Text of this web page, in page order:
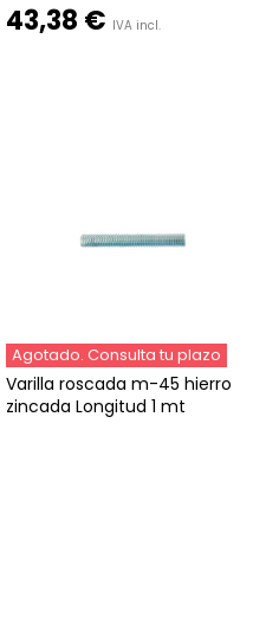
43,38 € IVA incl.
Agotado. Consulta tu plazo
Varilla roscada m-45 hierro
zincada Longitud 1 mt